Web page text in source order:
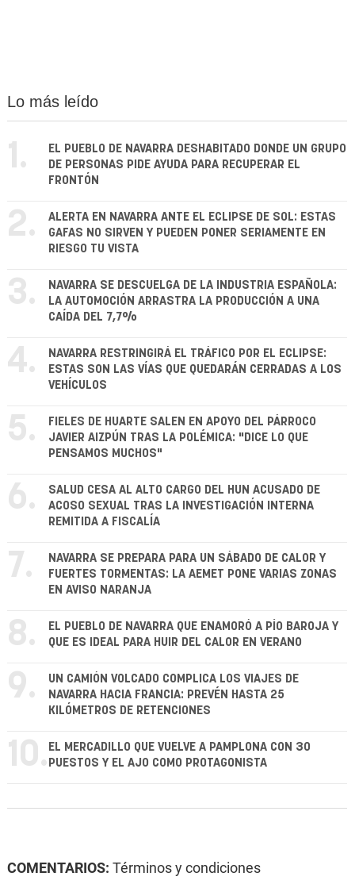
Lo más leído
1.
EL PUEBLO DE NAVARRA DESHABITADO DONDE UN GRUPO
DE PERSONAS PIDE AYUDA PARA RECUPERAR EL
FRONTÓN
2.
ALERTA EN NAVARRA ANTE EL ECLIPSE DE SOL: ESTAS
GAFAS NO SIRVEN Y PUEDEN PONER SERIAMENTE EN
RIESGO TU VISTA
3.
NAVARRA SE DESCUELGA DE LA INDUSTRIA ESPAÑOLA:
LA AUTOMOCIÓN ARRASTRA LA PRODUCCIÓN A UNA
CAÍDA DEL 7,7%
4.
NAVARRA RESTRINGIRÁ EL TRÁFICO POR EL ECLIPSE:
ESTAS SON LAS VÍAS QUE QUEDARÁN CERRADAS A LOS
VEHÍCULOS
5.
FIELES DE HUARTE SALEN EN APOYO DEL PÁRROCO
JAVIER AIZPÚN TRAS LA POLÉMICA: "DICE LO QUE
PENSAMOS MUCHOS"
6.
SALUD CESA AL ALTO CARGO DEL HUN ACUSADO DE
ACOSO SEXUAL TRAS LA INVESTIGACIÓN INTERNA
REMITIDA A FISCALÍA
7.
NAVARRA SE PREPARA PARA UN SÁBADO DE CALOR Y
FUERTES TORMENTAS: LA AEMET PONE VARIAS ZONAS
EN AVISO NARANJA
8.
EL PUEBLO DE NAVARRA QUE ENAMORÓ A PÍO BAROJA Y
QUE ES IDEAL PARA HUIR DEL CALOR EN VERANO
9.
UN CAMIÓN VOLCADO COMPLICA LOS VIAJES DE
NAVARRA HACIA FRANCIA: PREVÉN HASTA 25
KILÓMETROS DE RETENCIONES
10. EL MERCADILLO QUE VUELVE A PAMPLONA CON 30
PUESTOS Y EL AJO COMO PROTAGONISTA
COMENTARIOS: Términos y condiciones